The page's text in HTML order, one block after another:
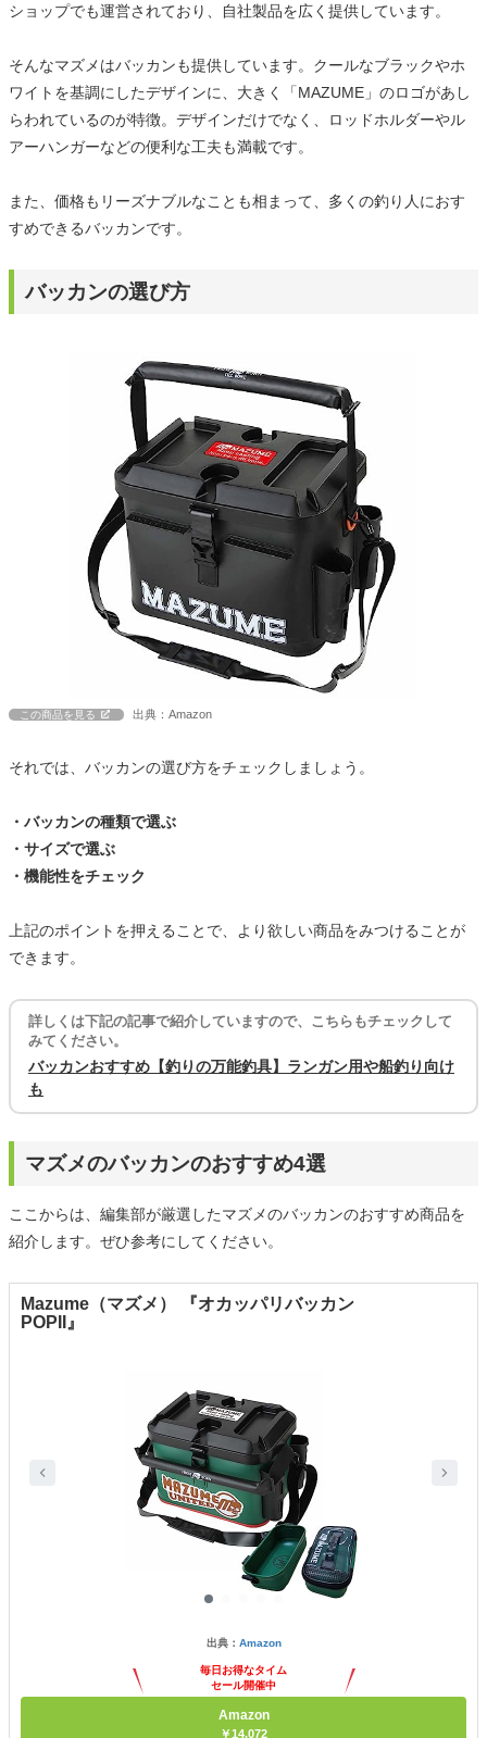
ショップでも運営されており、自社製品を広く提供しています。
そんなマズメはバッカンも提供しています。クールなブラックやホ
ワイトを基調にしたデザインに、大きく「MAZUME」のロゴがあし
らわれているのが特徴。デザインだけでなく、ロッドホルダーやル
アーハンガーなどの便利な工夫も満載です。
また、価格もリーズナブルなことも相まって、多くの釣り人におす
すめできるバッカンです。
バッカンの選び方
この商品を見る 出典：Amazon
それでは、バッカンの選び方をチェックしましょう。
・バッカンの種類で選ぶ
・サイズで選ぶ
・機能性をチェック
上記のポイントを押えることで、より欲しい商品をみつけることが
できます。
詳しくは下記の記事で紹介していますので、こちらもチェックして
みてください。
バッカンおすすめ【釣りの万能釣具】ランガン用や船釣り向け
も
マズメのバッカンのおすすめ4選
ここからは、編集部が厳選したマズメのバッカンのおすすめ商品を
紹介します。ぜひ参考にしてください。
Mazume（マズメ） 『オカッパリバッカン
POPII』
出典： Amazon
毎日お得なタイム
セール開催中
Amazon
￥14,072